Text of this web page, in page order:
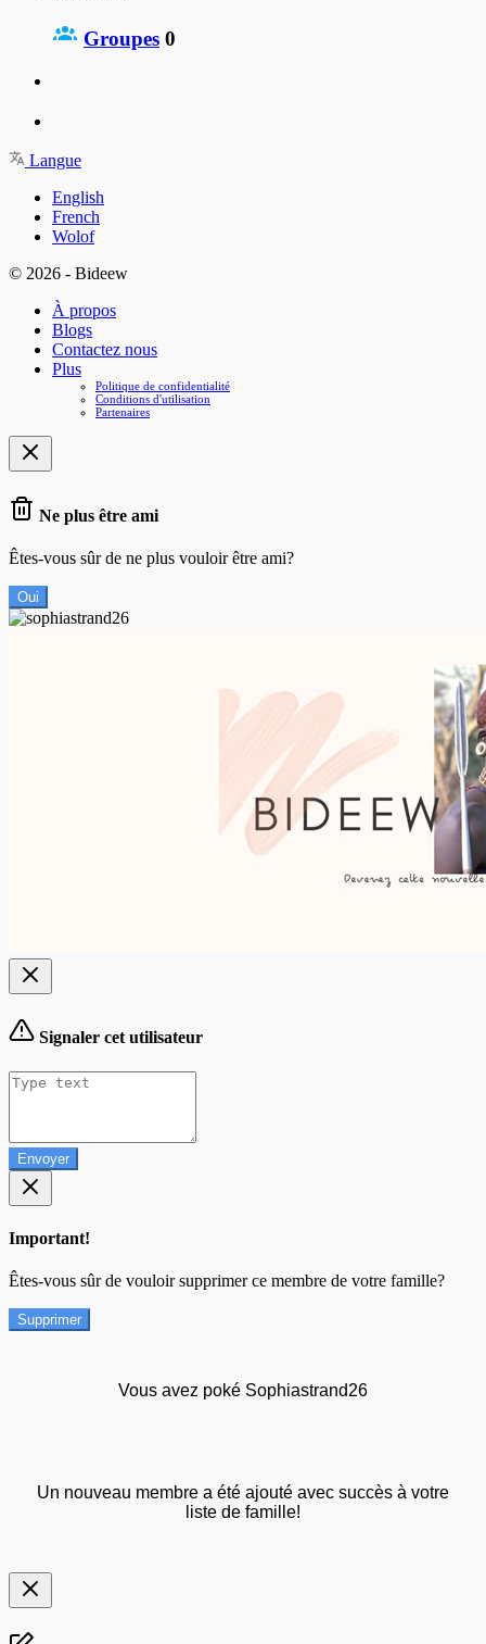
Groupes 0
Langue
English
French
Wolof
© 2026 - Bideew
À propos
Blogs
Contactez nous
Plus
Politique de confidentialité
Conditions d'utilisation
Partenaires
Ne plus être ami
Êtes-vous sûr de ne plus vouloir être ami?
Oui
Signaler cet utilisateur
Envoyer
Important!
Êtes-vous sûr de vouloir supprimer ce membre de votre famille?
Supprimer
Vous avez poké Sophiastrand26
Un nouveau membre a été ajouté avec succès à votre
liste de famille!